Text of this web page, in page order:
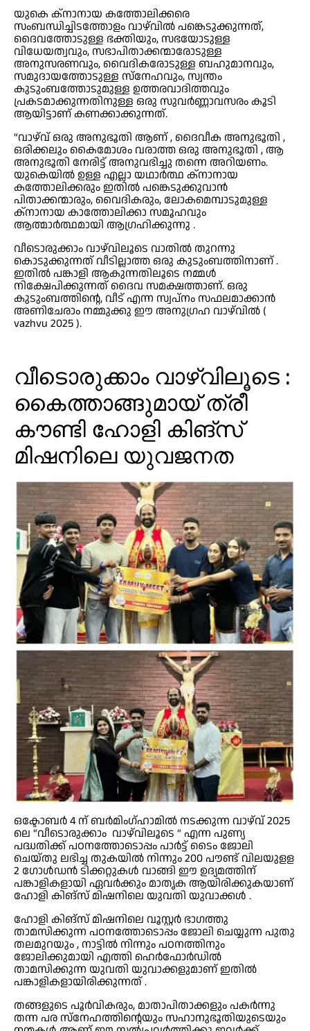
യുകെ ക്നാനായ കത്തോലിക്കരെ
സംബന്ധിച്ചിടത്തോളം വാഴ്‌വിൽ പങ്കെടുക്കുന്നത്,
ദൈവത്തോടുള്ള ഭക്തിയും, സഭയോടുള്ള
വിധേയത്വവും, സഭാപിതാക്കന്മാരോടുള്ള
അനുസരണവും, വൈദികരോടുള്ള ബഹുമാനവും,
സമുദായത്തോടുള്ള സ്നേഹവും, സ്വന്തം
കുടുംബത്തോടുമുള്ള ഉത്തരവാദിത്തവും
പ്രകടമാക്കുന്നതിനുള്ള ഒരു സുവർണ്ണാവസരം കൂടി
ആയിട്ടാണ് കണക്കാക്കുന്നത്.
“വാഴ്‌വ് ഒരു അനുഭൂതി ആണ് , ദൈവീക അനുഭൂതി ,
ഒരിക്കലും കൈമോശം വരാത്ത ഒരു അനുഭൂതി , ആ
അനുഭൂതി നേരിട്ട് അനുവഭിച്ചു തന്നെ അറിയണം.
യുകെയിൽ ഉള്ള എല്ലാ യഥാർത്ഥ ക്നാനായ
കത്തോലിക്കരും ഇതിൽ പങ്കെടുക്കുവാൻ
പിതാക്കന്മാരും, വൈദികരും, ലോകമെമ്പാടുമുള്ള
ക്നാനായ കാത്തോലിക്കാ സമൂഹവും
ആത്മാർത്ഥമായി ആഗ്രഹിക്കുന്നു .
വീടൊരുക്കാം വാഴ്‌വിലൂടെ വാതിൽ തുറന്നു
കൊടുക്കുന്നത് വീടില്ലാത്ത ഒരു കുടുംബത്തിനാണ് .
ഇതിൽ പങ്കാളി ആകുന്നതിലൂടെ നമ്മൾ
നിക്ഷേപിക്കുന്നത് ദൈവ സമക്ഷത്താണ്‌. ഒരു
കുടുംബത്തിന്റെ, വീട് എന്ന സ്വപ്നം സഫലമാക്കാൻ
അണിചേരാം നമ്മുക്കു ഈ അനുഗ്രഹ വാഴ്‌വിൽ (
vazhvu 2025 ).
വീടൊരുക്കാം വാഴ്‌വിലൂടെ :
കൈത്താങ്ങുമായ് ത്രീ
കൗണ്ടി ഹോളി കിങ്‌സ്
മിഷനിലെ യുവജനത
ഒക്ടോബർ 4 ന് ബർമിംഗ്ഹാമിൽ നടക്കുന്ന വാഴ്‌വ് 2025
ലെ “വീടൊരുക്കാം ‌ വാഴ്‌വിലൂടെ “ എന്ന പുണ്യ
പദ്ധതിക്ക്‌ പഠനത്തോടൊപ്പം പാർട്ട് ടൈം ജോലി
ചെയ്തു ലഭിച്ച തുകയിൽ നിന്നും 200 പൗണ്ട്‌ വിലയുളള
2 ഗോൾഡൻ ടിക്കറ്റുകൾ വാങ്ങി ഈ ഉദ്യമത്തിന്
പങ്കാളികളായി ഏവർക്കും മാതൃക ആയിരിക്കുകയാണ്
ഹോളി കിങ്‌സ് മിഷനിലെ യുവതി യുവാക്കൾ .
ഹോളി കിങ്‌സ് മിഷനിലെ വൂസ്റ്റർ ഭാഗത്തു
താമസിക്കുന്ന പഠനത്തോടൊപ്പം ജോലി ചെയ്യുന്ന പുതു
തലമുറയും , നാട്ടിൽ നിന്നും പഠനത്തിനും
ജോലിക്കുമായി എത്തി ഹെർഫോർഡിൽ
താമസിക്കുന്ന യുവതി യുവാക്കളുമാണ് ഇതിൽ
പങ്കാളികളായിരിക്കുന്നത് .
തങ്ങളുടെ പൂർവികരും, മാതാപിതാക്കളും പകർന്നു
തന്ന പര സ്നേഹത്തിന്റെയും സഹാനുഭൂതിയുടെയും